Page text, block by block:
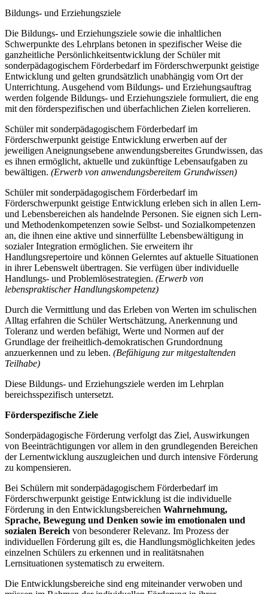
Bildungs- und Erziehungsziele
Die Bildungs- und Erziehungsziele sowie die inhaltlichen
Schwerpunkte des Lehrplans betonen in spezifischer Weise die
ganzheitliche Persönlichkeitsentwicklung der Schüler mit
sonderpädagogischem Förderbedarf im Förderschwerpunkt geistige
Entwicklung und gelten grundsätzlich unabhängig vom Ort der
Unterrichtung. Ausgehend vom Bildungs- und Erziehungsauftrag
werden folgende Bildungs- und Erziehungsziele formuliert, die eng
mit den förderspezifischen und überfachlichen Zielen korrelieren.
Schüler mit sonderpädagogischem Förderbedarf im
Förderschwerpunkt geistige Entwicklung erwerben auf der
jeweiligen Aneignungsebene anwendungsbereites Grundwissen, das
es ihnen ermöglicht, aktuelle und zukünftige Lebensaufgaben zu
bewältigen. (Erwerb von anwendungsbereitem Grundwissen)
Schüler mit sonderpädagogischem Förderbedarf im
Förderschwerpunkt geistige Entwicklung erleben sich in allen Lern-
und Lebensbereichen als handelnde Personen. Sie eignen sich Lern-
und Methodenkompetenzen sowie Selbst- und Sozialkompetenzen
an, die ihnen eine aktive und sinnerfüllte Lebensbewältigung in
sozialer Integration ermöglichen. Sie erweitern ihr
Handlungsrepertoire und können Gelerntes auf aktuelle Situationen
in ihrer Lebenswelt übertragen. Sie verfügen über individuelle
Handlungs- und Problemlösestrategien. (Erwerb von
lebenspraktischer Handlungskompetenz)
Durch die Vermittlung und das Erleben von Werten im schulischen
Alltag erfahren die Schüler Wertschätzung, Anerkennung und
Toleranz und werden befähigt, Werte und Normen auf der
Grundlage der freiheitlich-demokratischen Grundordnung
anzuerkennen und zu leben. (Befähigung zur mitgestaltenden
Teilhabe)
Diese Bildungs- und Erziehungsziele werden im Lehrplan
bereichsspezifisch untersetzt.
Förderspezifische Ziele
Sonderpädagogische Förderung verfolgt das Ziel, Auswirkungen
von Beeinträchtigungen vor allem in den grundlegenden Bereichen
der Lernentwicklung auszugleichen und durch intensive Förderung
zu kompensieren.
Bei Schülern mit sonderpädagogischem Förderbedarf im
Förderschwerpunkt geistige Entwicklung ist die individuelle
Förderung in den Entwicklungsbereichen Wahrnehmung,
Sprache, Bewegung und Denken sowie im emotionalen und
sozialen Bereich von besonderer Relevanz. Im Prozess der
individuellen Förderung gilt es, die Handlungsmöglichkeiten jedes
einzelnen Schülers zu erkennen und in realitätsnahen
Lernsituationen systematisch zu erweitern.
Die Entwicklungsbereiche sind eng miteinander verwoben und